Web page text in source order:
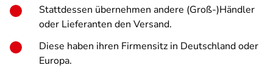
Stattdessen übernehmen andere (Groß-)Händler
oder Lieferanten den Versand.
Diese haben ihren Firmensitz in Deutschland oder
Europa.